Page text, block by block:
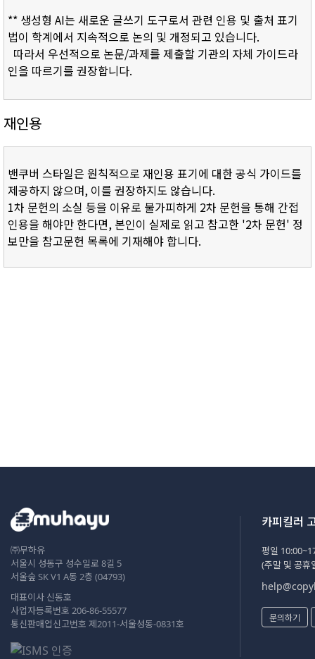
** 생성형 AI는 새로운 글쓰기 도구로서 관련 인용 및 출처 표기
법이 학계에서 지속적으로 논의 및 개정되고 있습니다.
따라서 우선적으로 논문/과제를 제출할 기관의 자체 가이드라
인을 따르기를 권장합니다.
재인용
밴쿠버 스타일은 원칙적으로 재인용 표기에 대한 공식 가이드를
제공하지 않으며, 이를 권장하지도 않습니다.
1차 문헌의 소실 등을 이유로 불가피하게 2차 문헌을 통해 간접
인용을 해야만 한다면, 본인이 실제로 읽고 참고한 '2차 문헌' 정
보만을 참고문헌 목록에 기재해야 합니다.
㈜무하유
서울시 성동구 성수일로 8길 5
서울숲 SK V1 A동 2층 (04793)
대표이사 신동호
사업자등록번호 206-86-55577
통신판매업신고번호 제2011-서울성동-0831호
카피킬러
평일
(주말 및 공휴
문의하기